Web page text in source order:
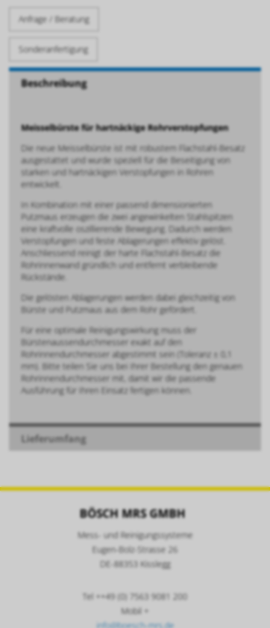
Anfrage / Beratung
Sonderanfertigung
Beschreibung
Meisselbürste für hartnäckige Rohrverstopfungen
Die neue Meisselbürste ist mit robustem Flachstahl-Besatz
ausgestattet und wurde speziell für die Beseitigung von
starken und hartnäckigen Verstopfungen in Rohren
entwickelt.
In Kombination mit einer passend dimensionierten
Putzmaus erzeugen die zwei angewinkelten Stahlspitzen
eine kraftvolle oszillierende Bewegung. Dadurch werden
Verstopfungen und feste Ablagerungen effektiv gelöst.
Anschliessend reinigt der harte Flachstahl-Besatz die
Rohrinnenwand gründlich und entfernt verbleibende
Rückstände.
Die gelösten Ablagerungen werden dabei gleichzeitig von
Bürste und Putzmaus aus dem Rohr gefördert.
Für eine optimale Reinigungswirkung muss der
Bürstenaussendurchmesser exakt auf den
Rohrinnendurchmesser abgestimmt sein (Toleranz ± 0,1
mm). Bitte teilen Sie uns bei Ihrer Bestellung den genauen
Rohrinnendurchmesser mit, damit wir die passende
Ausführung für Ihren Einsatz fertigen können.
Lieferumfang
BÖSCH MRS GMBH
Mess- und Reinigungssysteme
Eugen-Bolz-Strasse 26
DE-88353 Kisslegg
Tel ++49 (0) 7563 9081 200
Mobil +
info@boesch-mrs.de